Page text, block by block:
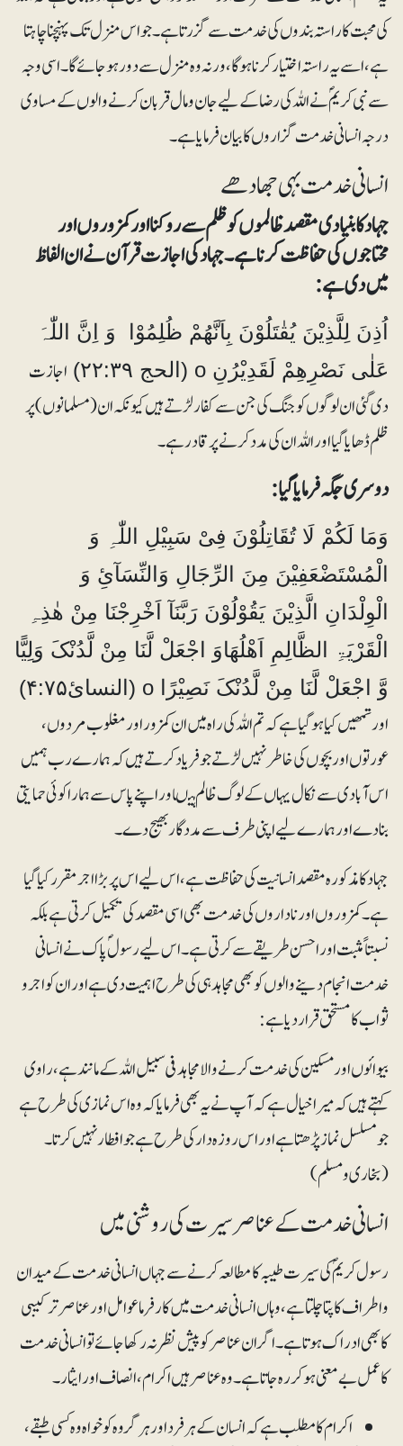
کی محبت کا راستہ بندوں کی خدمت سے گزرتا ہے۔ جو اس منزل تک پہنچنا چاہتا
ہے، اسے یہ راستہ اختیار کرنا ہوگا، ورنہ وہ منزل سے دور ہوجائے گا۔ اسی وجہ
سے نبی کریمؐ نے اللہ کی رضا کے لیے جان و مال قربان کرنے والوں کے مساوی
درجہ انسانی خدمت گزاروں کا بیان فرمایا ہے ۔
انسانی خدمت بہی جھاد ھے
جہاد کا بنیادی مقصد ظالموں کو ظلم سے روکنا اور کمزوروں اور
محتاجوں کی حفاظت کرنا ہے۔ جہاد کی اجازت قرآن نے ان الفاظ
میں دی ہے :
اُذِنَ لِلَّذِیْنَ یُقٰتَلُوْنَ بِاَنَّھُمْ ظُلِمُوْا وَ اِنَّ اللّٰہَ
عَلٰی نَصْرِھِمْ لَقَدِیْرُنِ o (الحج ۲۲:۳۹)
اجازت
دی گئی ان لوگوں کو جنگ کی جن سے کفار لڑتے ہیں کیونکہ ان (مسلمانوں) پر
ظلم ڈھایا گیا اور اللہ ان کی مدد کرنے پر قادر ہے ۔
دوسری جگہ فرمایا گیا:
وَمَا لَکُمْ لَا تُقَاتِلُوْنَ فِیْ سَبِیْلِ اللّٰہِ وَ
الْمُسْتَضْعَفِیْنَ مِنَ الرِّجَالِ وَالنِّسَآئِ وَ
الْوِلْدَانِ الَّذِیْنَ یَقُوْلُوْنَ رَبَّنَآ اَخْرِجْنَا مِنْ ھٰذِہِ
الْقَرْیَۃِ الظَّالِمِ اَھْلُھَاوَ اجْعَلْ لَّنَا مِنْ لَّدُنْکَ وَلِیًّا
وَّ اجْعَلْ لَّنَا مِنْ لَّدُنْکَ نَصِیْرًا o (النسائ۴:۷۵)
اور تمھیں کیا ہوگیا ہے کہ تم اللہ کی راہ میں ان کمزور اور مغلوب مردوں،
عورتوں اور بچوں کی خاطر نہیں لڑتے جو فریاد کرتے ہیں کہ ہمارے رب ہمیں
اس آبادی سے نکال یہاں کے لوگ ظالم ہیںاور اپنے پاس سے ہمارا کوئی حمایتی
بنا دے اور ہمارے لیے اپنی طرف سے مددگار بھیج دے۔
جہاد کا مذکورہ مقصد انسانیت کی حفاظت ہے ، اس لیے اس پر بڑا اجر مقرر کیاگیا
ہے ۔ کمزوروں اور ناداروں کی خدمت بھی اسی مقصد کی تکمیل کرتی ہے بلکہ
نسبتاً مثبت اوراحسن طریقے سے کرتی ہے۔ اس لیے رسولؐ پاک نے انسانی
خدمت انجام دینے والوں کو بھی مجاہد ہی کی طرح اہمیت دی ہے اور ان کو اجر و
ثواب کا مستحق قرار دیا ہے :
بیوائوں اور مسکین کی خدمت کرنے والامجاہد فی سبیل اللہ کے مانند ہے، راوی
کہتے ہیں کہ میرا خیال ہے کہ آپ نے یہ بھی فرمایا کہ وہ اس نمازی کی طرح ہے
جو مسلسل نماز پڑھتا ہے اور اس روزہ دار کی طرح ہے جو افطار نہیں کرتا۔
(بخاری و مسلم)
انسانی خدمت کے عناصر سیرت کی روشنی میں
رسول کریمؐ کی سیرت طیبہ کا مطالعہ کرنے سے جہاں انسانی خدمت کے میدان
و اطراف کا پتا چلتا ہے، وہاں انسانی خدمت میں کار فرما عوامل اور عناصر ترکیبی
کا بھی ادراک ہوتا ہے۔ اگر ان عناصر کو پیش نظر نہ رکھا جائے تو انسانی خدمت
کا عمل بے معنی ہوکر رہ جاتا ہے ۔ وہ عناصر ہیں اکرام ، انصاف اور ایثار۔
اکرام کا مطلب ہے کہ انسان کے ہر فرد اور ہر گروہ کو خواہ وہ کسی طبقے،